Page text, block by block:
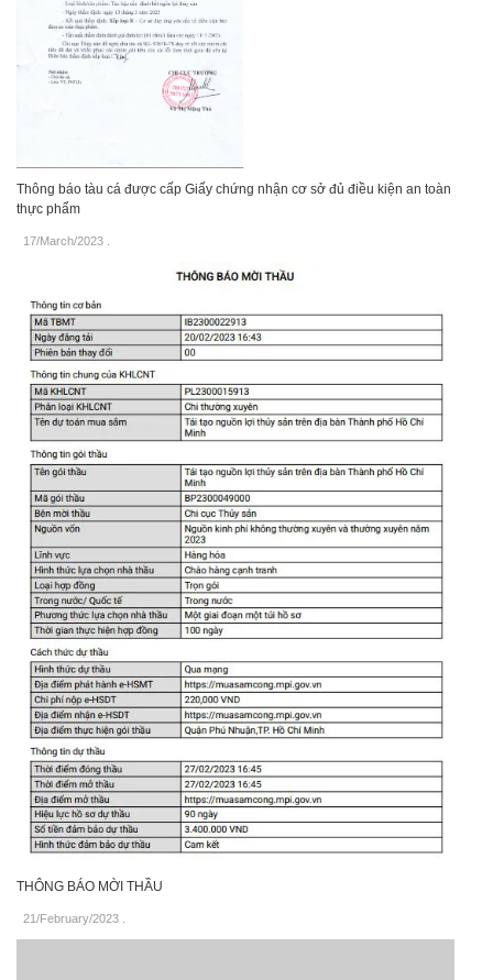
Thông báo tàu cá được cấp Giấy chứng nhận cơ sở đủ điều kiện an toàn
thực phẩm
17/March/2023
THÔNG BÁO MỜI THẦU
21/February/2023